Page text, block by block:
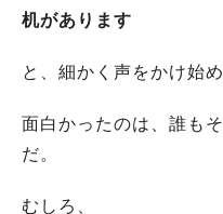
机があります
と、細かく声をかけ始め
面白かったのは、誰も
だ。
むしろ、